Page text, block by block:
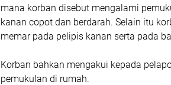
mana korban disebut mengalami
kanan copot dan berdarah. Selain itu
memar pada pelipis kanan serta pada
Korban bahkan mengakui kepada
pemukulan di rumah.